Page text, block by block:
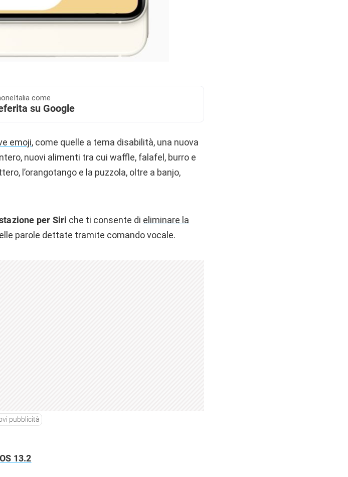
come
su Google
emoji, come quelle a tema disabilità, una nuova
nuovi alimenti tra cui waffle, falafel, burro e
l’orangotango e la puzzola, oltre a banjo,
per Siri che ti consente di eliminare la
parole dettate tramite comando vocale.
pubblicità
13.2